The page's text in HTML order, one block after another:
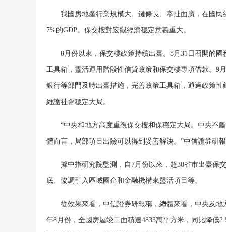
我國房地產行業規模大、鏈條長、牽扯面廣，在國民
7%的GDP。保交樓對宏觀經濟穩定意義重大。
8月份以來，保交樓政策持續出臺。8月31日召開的國
工具箱，靈活運用階段性信貸政策和保交樓專項借款。9
銀行等部門及時出臺措施，完善政策工具箱，通過政策
維護社會穩定大局。
“中央和地方高度重視保交樓和保穩定大局。中央不斷
體而言，局部項目出險可以得到妥善解決。”中信證券研
據中指研究院監測，自7月份以來，超30省市出臺保交
底、協調引入區域國企和金融機構來盤活項目等。
從效果來看，中信證券研報稱，總體來看，中央及地
年8月份，全國房屋竣工面積達4833萬平方米，同比降低